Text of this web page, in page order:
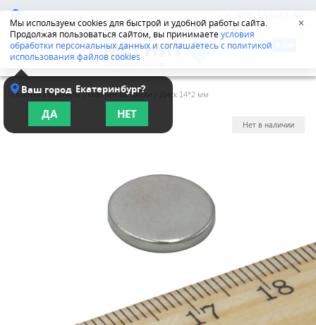
Мы используем cookies для быстрой и удобной работы сайта.
Продолжая пользоваться сайтом, вы принимаетеусловия
обработки персональных данных и соглашаетесь с политикой
использования файлов cookies
✕
Челябинск 8-800-555-42-96
Ваш город Екатеринбург?
ДА НЕТ
Главная /Магниты/Магнитные диски Диск 14*2 мм
Нет в наличии